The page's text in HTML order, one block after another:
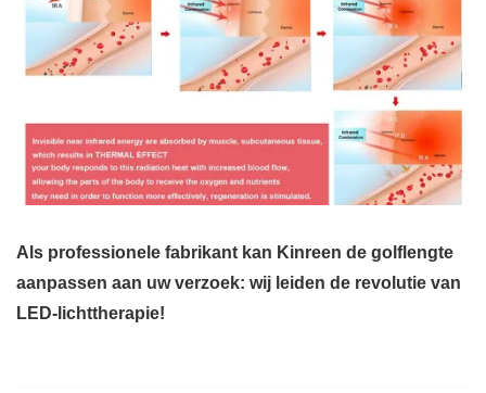
Als professionele fabrikant kan Kinreen de golflengte
aanpassen aan uw verzoek: wij leiden de revolutie van
LED-lichttherapie!